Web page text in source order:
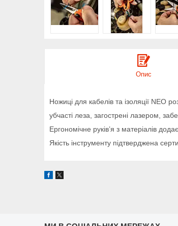
Опис
Ножиці для кабелів та ізоляції
убчасті леза, загострені лазером,
Ергономічне руків’я з матеріалів
Якість інструменту підтверджена